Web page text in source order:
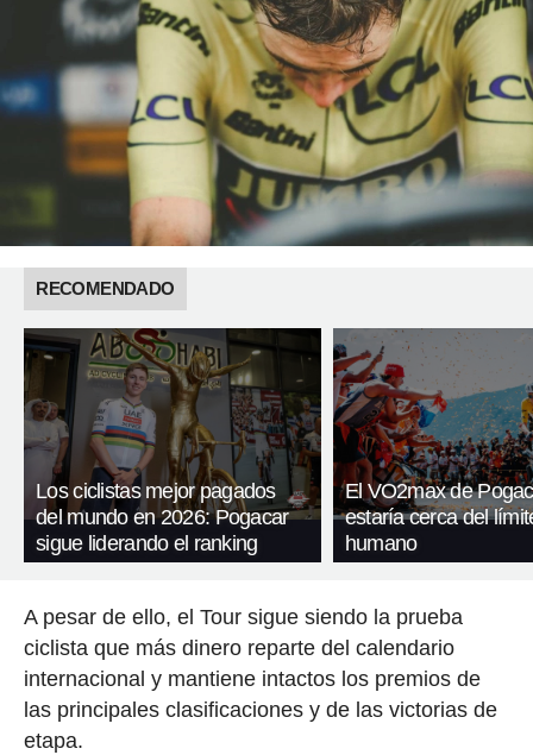
RECOMENDADO
Los ciclistas mejor pagados
del mundo en 2026: Pogacar
sigue liderando el ranking
El VO2max de
estaría cerca del
humano
A pesar de ello, el Tour sigue siendo la prueba
ciclista que más dinero reparte del calendario
internacional y mantiene intactos los premios de
las principales clasificaciones y de las victorias de
etapa.